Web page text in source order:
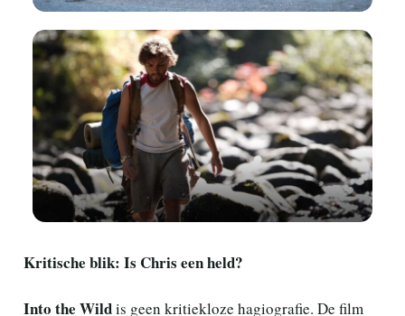
Kritische blik: Is Chris een held?
Into the Wildis geen kritiekloze hagiografie. De film